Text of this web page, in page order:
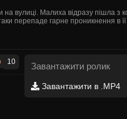
вулиці. Малиха відразу пішла з
перепаде гарне проникнення в
10 Завантажити ролик
Завантажити в .MP4